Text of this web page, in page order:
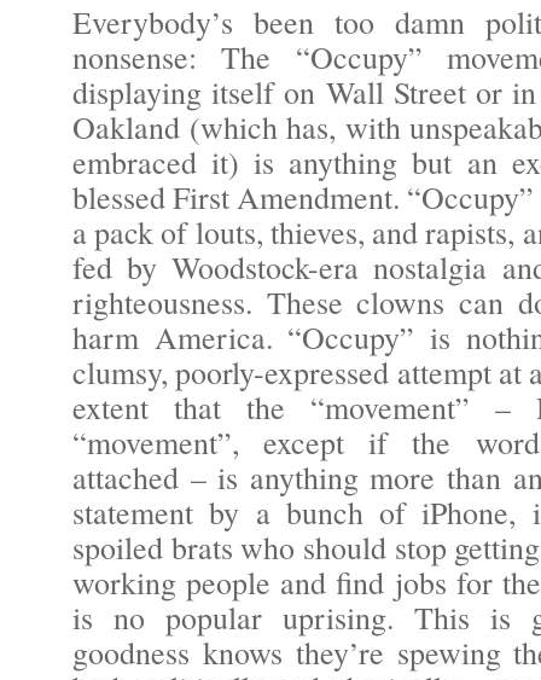
Everybody’s been too damn
nonsense: The “Occupy”
displaying itself on Wall Street or
Oakland (which has, with
embraced it) is anything but an
blessed First Amendment.
a pack of louts, thieves, and rapists,
fed by Woodstock-era nostalgia
righteousness. These clowns can
harm America. “Occupy” is
clumsy, poorly-expressed attempt at
extent that the “movement” –
“movement”, except if the
attached – is anything more than
statement by a bunch of iPhone,
spoiled brats who should stop
working people and find jobs for
is no popular uprising. This is
goodness knows they’re spewing